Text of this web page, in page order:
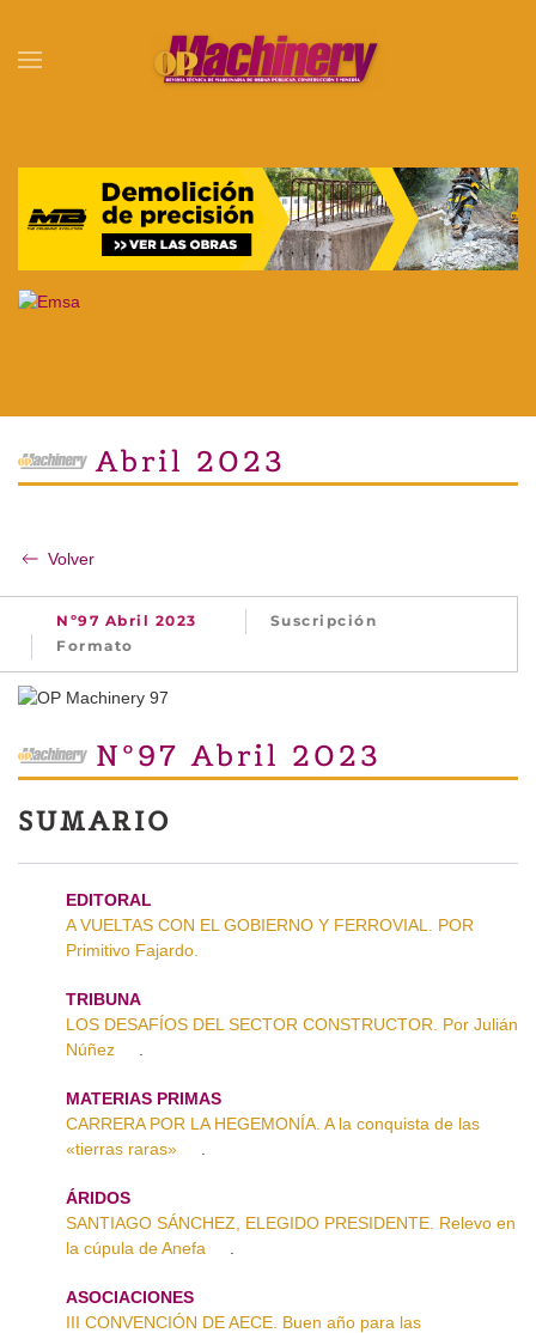
Skip to main content
Abril 2023
Volver
Nº97 Abril 2023
Suscripción
Formato
Nº97 Abril 2023
SUMARIO
EDITORAL
A VUELTAS CON EL GOBIERNO Y FERROVIAL. POR
Primitivo Fajardo.
TRIBUNA
LOS DESAFÍOS DEL SECTOR CONSTRUCTOR. Por Julián
Núñez
MATERIAS PRIMAS
CARRERA POR LA HEGEMONÍA. A la conquista de las
«tierras raras»
ÁRIDOS
SANTIAGO SÁNCHEZ, ELEGIDO PRESIDENTE. Relevo en
la cúpula de Anefa
ASOCIACIONES
III CONVENCIÓN DE AECE. Buen año para las